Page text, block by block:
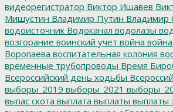
видеорегистратор Виктор Ишавев
Мишустин Владимир Путин Владимир
водоисточник Водоканал водолазы
возгорание воинский учет война
Воропаева воспитательная колония
временные трубопроводы Время
Всероссийский день ходьбы
выборы_2019 выборы_2021
выпас скота выплата выплаты выплаты